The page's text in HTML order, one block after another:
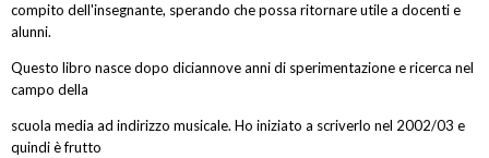
compito dell'insegnante, sperando che possa ritornare utile a docenti e
alunni.
Questo libro nasce dopo diciannove anni di sperimentazione e ricerca nel
campo della
scuola media ad indirizzo musicale. Ho iniziato a scriverlo nel 2002/03 e
quindi è frutto